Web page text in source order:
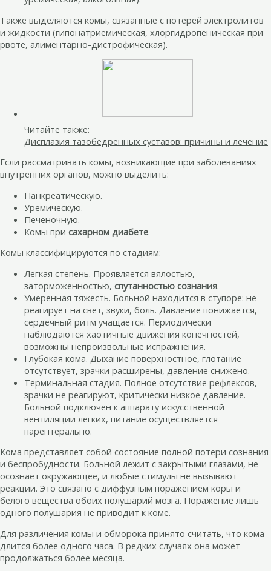
Также выделяются комы, связанные с потерей электролитов
и жидкости (гипонатриемическая, хлоргидропеническая при
рвоте, алиментарно-дистрофическая).
Читайте также:
Дисплазия тазобедренных суставов: причины и лечение
Если рассматривать комы, возникающие при заболеваниях
внутренних органов, можно выделить:
Панкреатическую.
Уремическую.
Печеночную.
Комы при сахарном диабете.
Комы классифицируются по стадиям:
Легкая степень. Проявляется вялостью,
заторможенностью, спутанностью сознания.
Умеренная тяжесть. Больной находится в ступоре: не
реагирует на свет, звуки, боль. Давление понижается,
сердечный ритм учащается. Периодически
наблюдаются хаотичные движения конечностей,
возможны непроизвольные испражнения.
Глубокая кома. Дыхание поверхностное, глотание
отсутствует, зрачки расширены, давление снижено.
Терминальная стадия. Полное отсутствие рефлексов,
зрачки не реагируют, критически низкое давление.
Больной подключен к аппарату искусственной
вентиляции легких, питание осуществляется
парентерально.
Кома представляет собой состояние полной потери сознания
и беспробудности. Больной лежит с закрытыми глазами, не
осознает окружающее, и любые стимулы не вызывают
реакции. Это связано с диффузным поражением коры и
белого вещества обоих полушарий мозга. Поражение лишь
одного полушария не приводит к коме.
Для различения комы и обморока принято считать, что кома
длится более одного часа. В редких случаях она может
продолжаться более месяца.